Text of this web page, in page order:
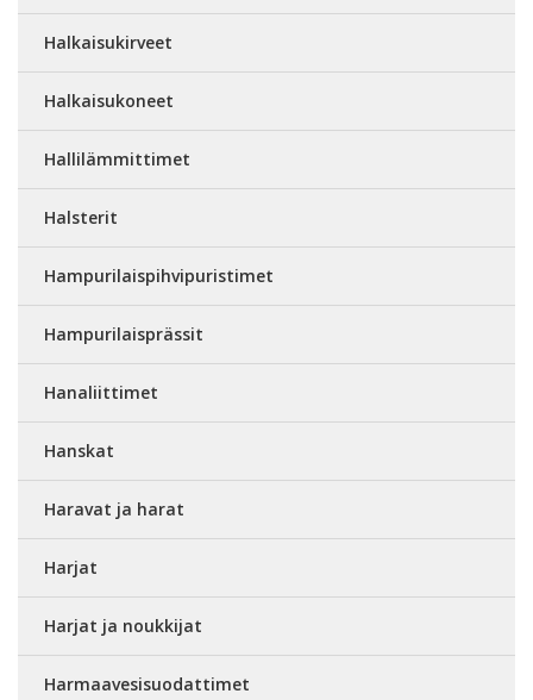
Halkaisukirveet
Halkaisukoneet
Hallilämmittimet
Halsterit
Hampurilaispihvipuristimet
Hampurilaisprässit
Hanaliittimet
Hanskat
Haravat ja harat
Harjat
Harjat ja noukkijat
Harmaavesisuodattimet